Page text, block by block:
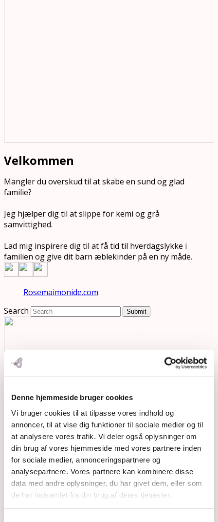
Denne hjemmeside bruger cookies
Vi bruger cookies til at tilpasse vores indhold og
annoncer, til at vise dig funktioner til sociale medier og til
at analysere vores trafik. Vi deler også oplysninger om
din brug af vores hjemmeside med vores partnere inden
for sociale medier, annonceringspartnere og
analysepartnere. Vores partnere kan kombinere disse
data med andre oplysninger, du har givet dem, eller som
de har indsamlet fra din brug af deres tjenester.
Velkommen
Mangler du overskud til at skabe en sund og glad
familie?
Jeg hjælper dig til at slippe for kemi og grå
samvittighed.
Lad mig inspirere dig til at få tid til hverdagslykke i
familien og give dit barn æblekinder på en ny måde.
Rosemaimonide.com
Search
Submit